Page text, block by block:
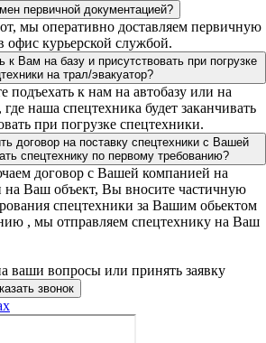
первичной документацией?
мы оперативно доставляем первичную
курьерской службой.
Вам на базу и присутствовать при погрузке
на трал/эвакуатор?
к нам на автобазу или на
наша спецтехника будет заканчивать
при погрузке спецтехники.
договор на поставку спецтехники с Вашей
спецтехнику по первому требованию?
договор с Вашей компанией на
на Ваш объект, Вы вносите частичную
спецтехники за Вашим обьектом
, мы отправляем спецтехнику на Ваш
ваши вопросы или принять заявку
звонок